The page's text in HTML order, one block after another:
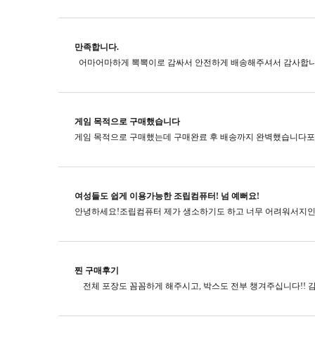
만족합니다.
게임 목적으로 구매했습니다
여성들도 쉽게 이용가능한 조립컴퓨터! 넘 예뻐요!
찐 구매후기